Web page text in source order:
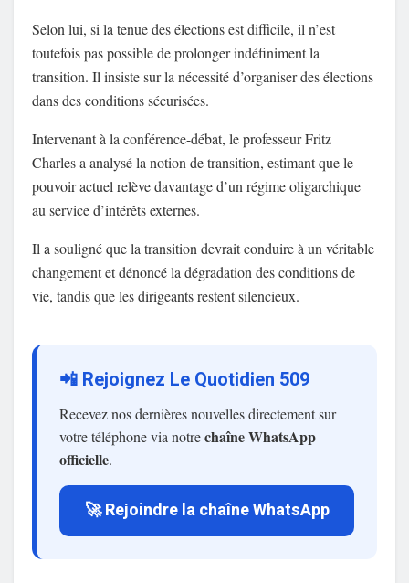
Selon lui, si la tenue des élections est difficile, il n’est
toutefois pas possible de prolonger indéfiniment la
transition. Il insiste sur la nécessité d’organiser des élections
dans des conditions sécurisées.
Intervenant à la conférence-débat, le professeur Fritz
Charles a analysé la notion de transition, estimant que le
pouvoir actuel relève davantage d’un régime oligarchique
au service d’intérêts externes.
Il a souligné que la transition devrait conduire à un véritable
changement et dénoncé la dégradation des conditions de
vie, tandis que les dirigeants restent silencieux.
📲 Rejoignez Le Quotidien 509
Recevez nos dernières nouvelles directement sur
votre téléphone via notrechaîne WhatsApp
officielle.
🚀 Rejoindre la chaîne WhatsApp